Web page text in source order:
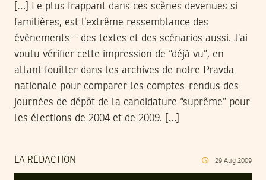
[…] Le plus frappant dans ces scènes devenues si
familières, est l’extrême ressemblance des
évènements – des textes et des scénarios aussi. J’ai
voulu vérifier cette impression de “déjà vu”, en
allant fouiller dans les archives de notre Pravda
nationale pour comparer les comptes-rendus des
journées de dépôt de la candidature “suprême” pour
les élections de 2004 et de 2009. […]
LA RÉDACTION 29 Aug 2009